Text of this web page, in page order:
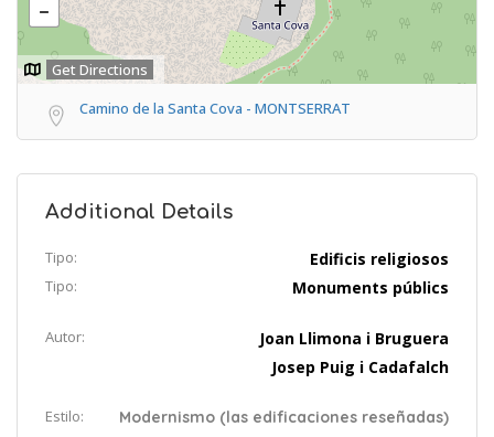
Get Directions
Camino de la Santa Cova - MONTSERRAT
Additional Details
Tipo: Edificis religiosos
Tipo: Monuments públics
Autor:
Joan Llimona i Bruguera
Josep Puig i Cadafalch
Estilo: Modernismo (las edificaciones reseñadas)